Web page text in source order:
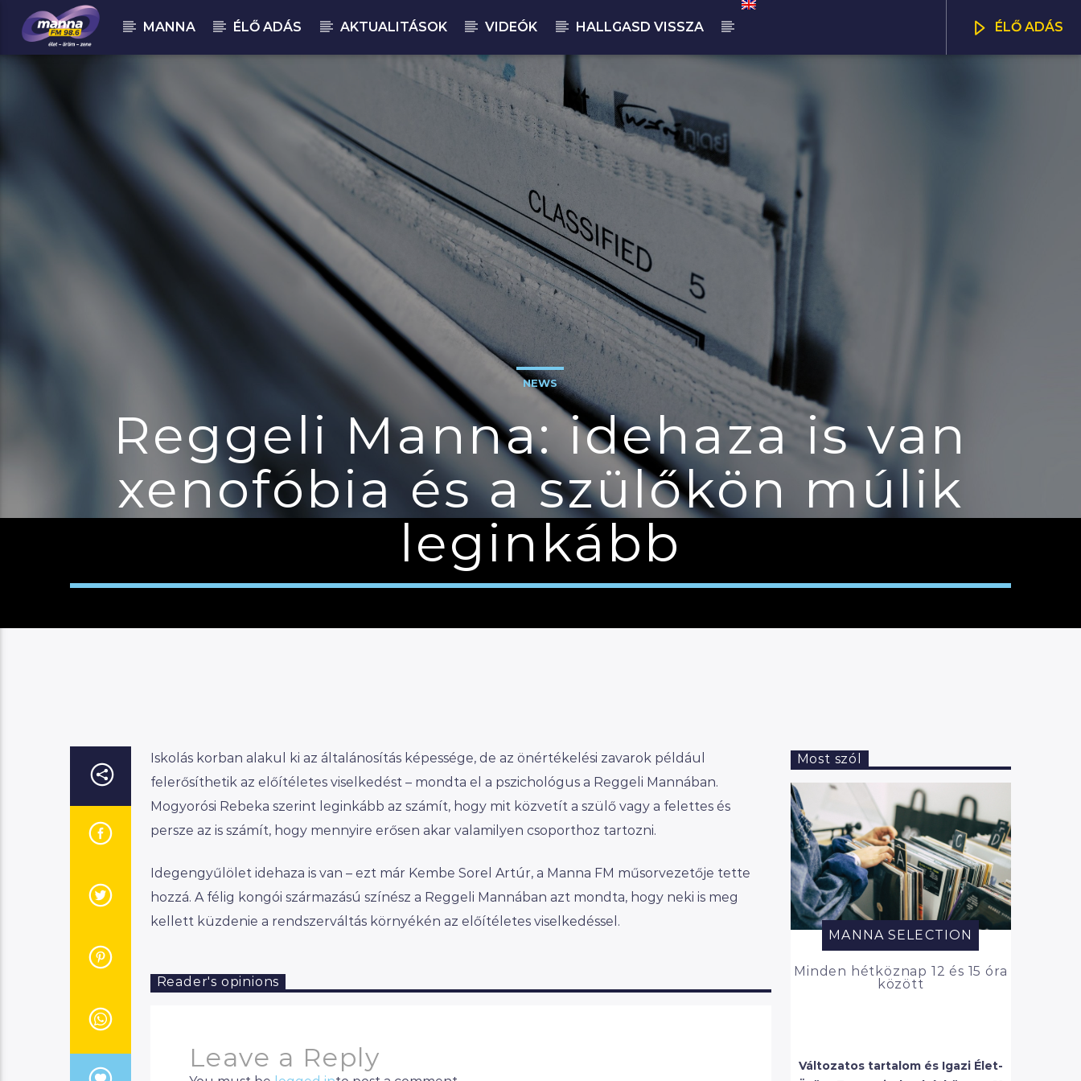
MANNA ÉLŐ ADÁS AKTUALITÁSOK VIDEÓK HALLGASD VISSZA ÉLŐ ADÁS
18:00
NEWS
Reggeli Manna: idehaza is van
xenofóbia és a szülőkön múlik
leginkább
Iskolás korban alakul ki az általánosítás képessége, de az önértékelési zavarok például
felerősíthetik az előítéletes viselkedést – mondta el a pszichológus a Reggeli Mannában.
Mogyorósi Rebeka szerint leginkább az számít, hogy mit közvetít a szülő vagy a felettes és
persze az is számít, hogy mennyire erősen akar valamilyen csoporthoz tartozni.
Idegengyűlölet idehaza is van – ezt már Kembe Sorel Artúr, a Manna FM műsorvezetője tette
hozzá. A félig kongói származású színész a Reggeli Mannában azt mondta, hogy neki is meg
kellett küzdenie a rendszerváltás környékén az előítéletes viselkedéssel.
Reader's opinions
Leave a Reply
Most szól
MANNA SELECTION
Minden hétköznap 12 és 15 óra
között
Változatos tartalom és Igazi Élet-